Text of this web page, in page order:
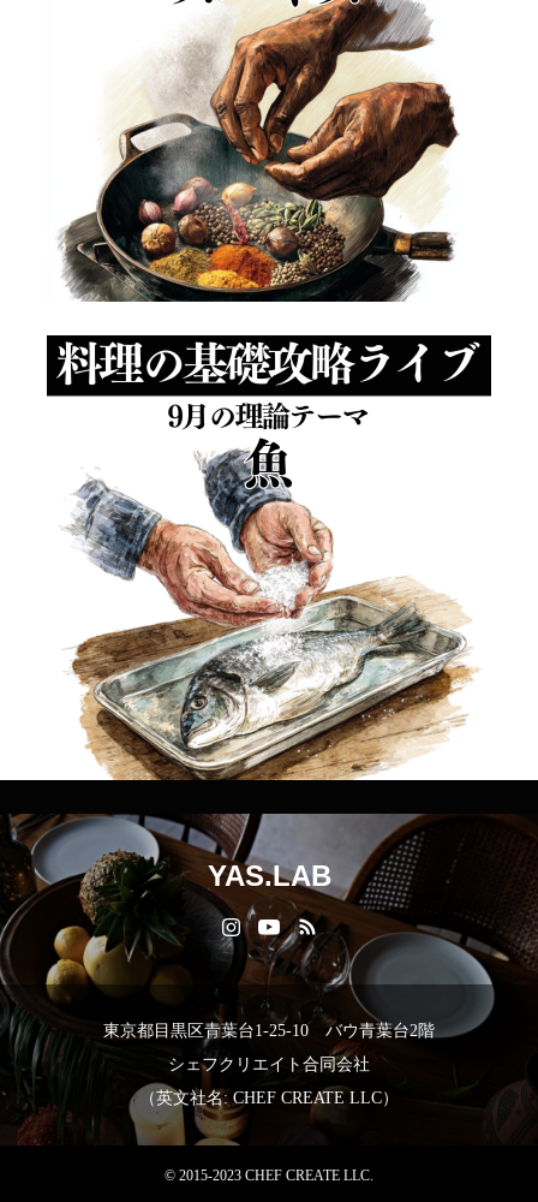
YAS.LAB
東京都目黒区青葉台1-25-10 バウ青葉台2階
シェフクリエイト合同会社
（英文社名: CHEF CREATE LLC）
© 2015-2023 CHEF CREATE LLC.